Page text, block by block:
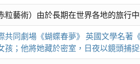
粒藝術）由於長期在世界各地的旅行
共同劇場《蝴蝶春夢》 英國文學名著
孩；他將她藏於密室，日夜以鏡頭捕捉